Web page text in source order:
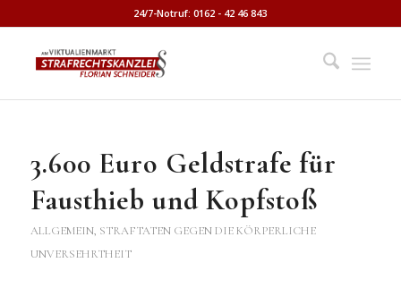
24/7-Notruf: 0162 - 42 46 843
3.600 Euro Geldstrafe für
Fausthieb und Kopfstoß
ALLGEMEIN, STRAFTATEN GEGEN DIE KÖRPERLICHE
UNVERSEHRTHEIT